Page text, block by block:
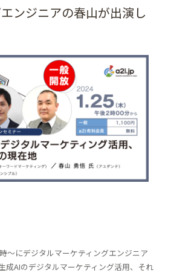
ンジニアの春山が出演し
～にデジタルマーケティングエンジニア
成AIのデジタルマーケティング活用、それ